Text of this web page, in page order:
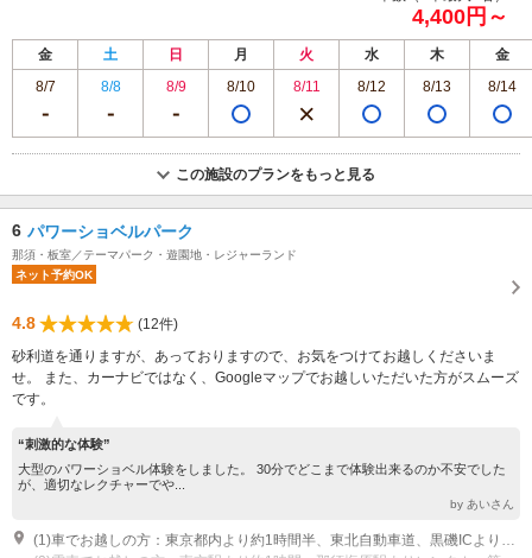
4,400円～
金 土 日 月 火 水 木
金
8/7
8/8 8/9 8/10 8/11 8/12 8/13 8/14
この施設のプランをもっと見る
6 パワーショベルパーク
那須・板室／テーマパーク・遊園地・レジャーランド
ネット予約OK
4.8
(12件)
砂利道を通りますが、あっておりますので、お気をつけてお越しくださいま
せ。 また、カーナビではなく、Googleマップでお越しいただいた方がスムーズ
です。
“刺激的な体験”
大型のパワーショベル体験をしました。 30分でどこまで体験出来るのか不安でした
が、適切なレクチャーでや...
by あいさん